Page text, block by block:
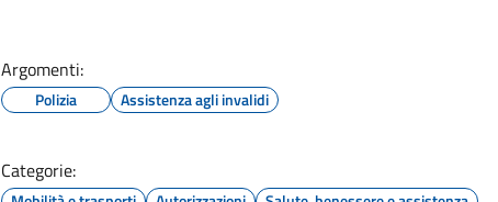
Argomenti:
Polizia Assistenza agli invalidi
Categorie: